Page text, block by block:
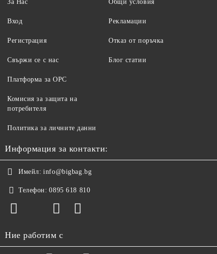
За Нас
Вход
Регистрация
Свържи се с нас
Общи условия
Рекламации
Отказ от поръчка
Блог статии
Платформа за ОРС
Комисия за защита на
потребителя
Политика за личните данни
Информация за контакти:
Имейл: info@bigbag.bg
Телефон: 0895 618 810
Ние работим с